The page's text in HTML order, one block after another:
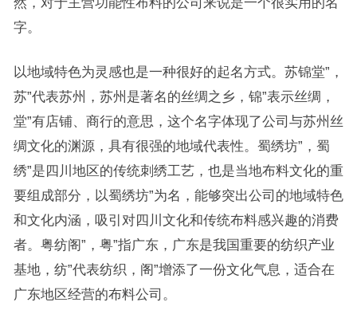
字。
以地域特色为灵感也是一种很好的起名方式。苏锦堂”，
苏”代表苏州，苏州是著名的丝绸之乡，锦”表示丝绸，
堂”有店铺、商行的意思，这个名字体现了公司与苏州丝
绸文化的渊源，具有很强的地域代表性。蜀绣坊”，蜀
绣”是四川地区的传统刺绣工艺，也是当地布料文化的重
要组成部分，以蜀绣坊”为名，能够突出公司的地域特色
和文化内涵，吸引对四川文化和传统布料感兴趣的消费
者。粤纺阁”，粤”指广东，广东是我国重要的纺织产业
基地，纺”代表纺织，阁”增添了一份文化气息，适合在
广东地区经营的布料公司。